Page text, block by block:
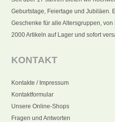
Geburtstage, Feiertage und Jubiläen.
Geschenke für alle Altersgruppen,
2000 Artikeln auf Lager und sofort
KONTAKT
Kontakte / Impressum
Kontaktformular
Unsere Online-Shops
Fragen und Antworten